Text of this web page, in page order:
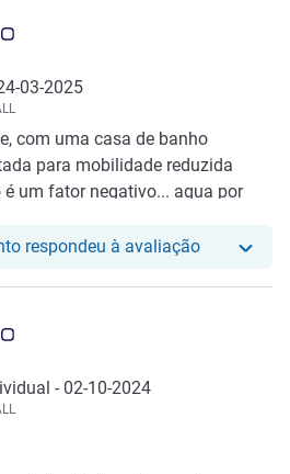
Avis 3.0/5
03-2025
com uma casa de banho
para mobilidade reduzida
um fator negativo... agua por
com oferta limitada
respondeu à avaliaçãoO nosso
Avis 3.5/5
- 02-10-2024